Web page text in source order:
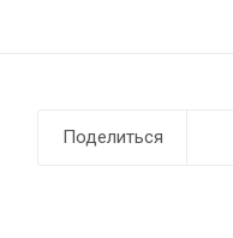
Поделиться